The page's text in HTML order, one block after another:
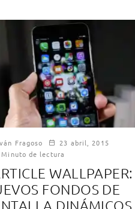
Fragoso
23 abril, 2015
Minuto de lectura
WALLPAPER:
FONDOS DE
DINÁMICOS